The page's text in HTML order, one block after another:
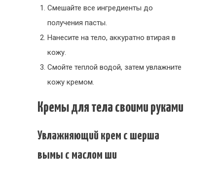
Смешайте все ингредиенты до
получения пасты.
Нанесите на тело, аккуратно втирая в
кожу.
Смойте теплой водой, затем увлажните
кожу кремом.
Кремы для тела своими руками
Увлажняющий крем с шерша
вымы с маслом ши